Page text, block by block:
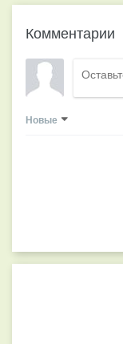
Комментарии
Новые